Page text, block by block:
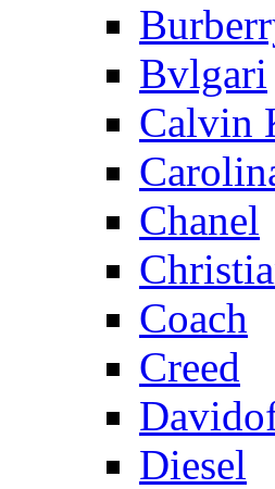
Bvlgari
Calvin
Chanel
Coach
Creed
Diesel